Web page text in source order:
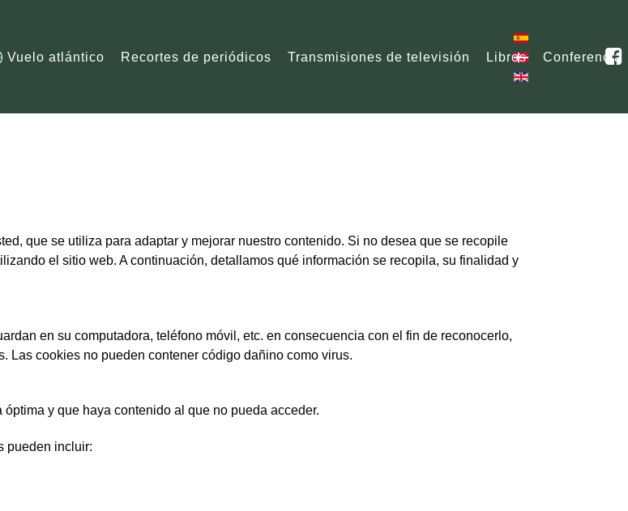
Vuelo atlántico Recortes de periódicos Transmisiones de televisión Libros Conferencia
que se utiliza para adaptar y mejorar nuestro contenido. Si no desea que se recopile
el sitio web. A continuación, detallamos qué información se recopila, su finalidad y
en su computadora, teléfono móvil, etc. en consecuencia con el fin de reconocerlo,
Las cookies no pueden contener código dañino como virus.
y que haya contenido al que no pueda acceder.
pueden incluir: